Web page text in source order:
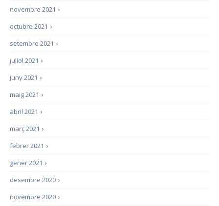
›
novembre 2021
›
octubre 2021
›
setembre 2021
›
juliol 2021
›
juny 2021
›
maig 2021
›
abril 2021
›
març 2021
›
febrer 2021
›
gener 2021
›
desembre 2020
›
novembre 2020